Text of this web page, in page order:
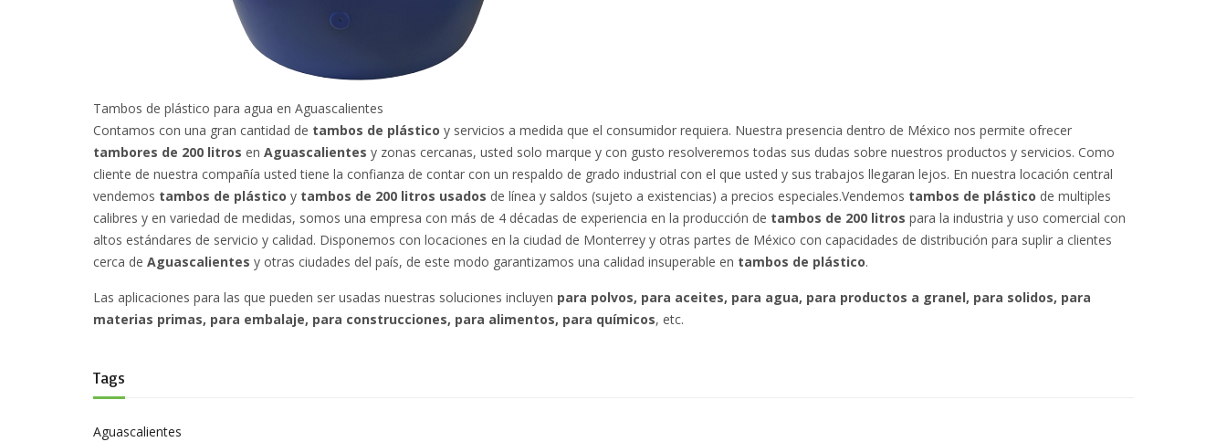
Tambos de plástico para agua en Aguascalientes
Contamos con una gran cantidad de tambos de plástico y servicios a medida que el consumidor requiera. Nuestra presencia dentro de México nos permite ofrecer
tambores de 200 litros en Aguascalientes y zonas cercanas, usted solo marque y con gusto resolveremos todas sus dudas sobre nuestros productos y servicios. Como
cliente de nuestra compañía usted tiene la confianza de contar con un respaldo de grado industrial con el que usted y sus trabajos llegaran lejos. En nuestra locación central
vendemos tambos de plástico y tambos de 200 litros usados de línea y saldos (sujeto a existencias) a precios especiales.Vendemos tambos de plástico de multiples
calibres y en variedad de medidas, somos una empresa con más de 4 décadas de experiencia en la producción de tambos de 200 litros para la industria y uso comercial con
altos estándares de servicio y calidad. Disponemos con locaciones en la ciudad de Monterrey y otras partes de México con capacidades de distribución para suplir a clientes
cerca de Aguascalientes y otras ciudades del país, de este modo garantizamos una calidad insuperable en tambos de plástico.
Las aplicaciones para las que pueden ser usadas nuestras soluciones incluyen para polvos, para aceites, para agua, para productos a granel, para solidos, para
materias primas, para embalaje, para construcciones, para alimentos, para químicos, etc.
Tags
Aguascalientes